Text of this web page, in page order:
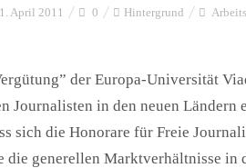
April 2011 0 Hintergrund
der Europa-Universität
Journalisten in den neuen
sich die Honorare für Freie
die generellen Marktverhältnisse in